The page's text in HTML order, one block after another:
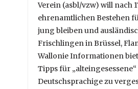
Verein (asbl/vzw) will nach
ehrenamtlichen Bestehen
jung bleiben und
Frischlingen in Brüssel,
Wallonie Informationen
Tipps für „alteingesessene“
Deutschsprachige zu